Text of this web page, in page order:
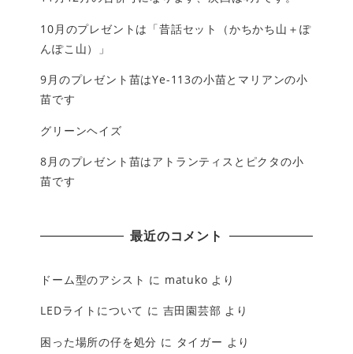
10月のプレゼントは「昔話セット（かちかち山＋ぽ
んぽこ山）」
9月のプレゼント苗はYe-113の小苗とマリアンの小
苗です
グリーンヘイズ
8月のプレゼント苗はアトランティスとピクタの小
苗です
最近のコメント
ドーム型のアシスト に matuko より
LEDライトについて に 吉田園芸部 より
困った場所の仔を処分 に タイガー より